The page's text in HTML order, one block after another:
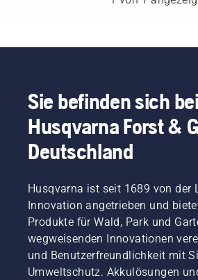
wir eine
Liste mit
Tipps
zum
sicheren
und
Arbeiten
mit der
Husqvarna
Motorsense
zusammengestellt.
Sie befinden sich bei
Husqvarna Forst &
Deutschland
Husqvarna ist seit 1689 von der
Innovation angetrieben und
Produkte für Wald, Park und
wegweisenden Innovationen
und Benutzerfreundlichkeit mit
Umweltschutz. Akkulösungen